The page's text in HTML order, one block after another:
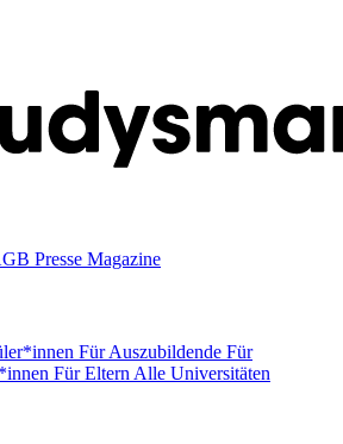
Presse Magazine
Für Auszubildende Für
Für Eltern Alle Universitäten